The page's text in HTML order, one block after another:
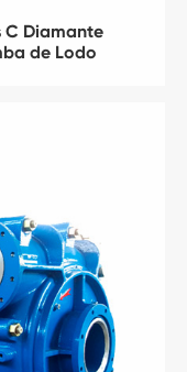
Diamante
de Lodo